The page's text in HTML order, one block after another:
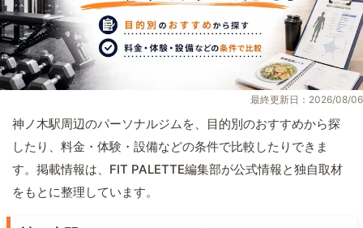
最終更新日：2026/08/06
神ノ木駅周辺のパーソナルジムを、目的別のおすすめから探
したり、料金・体験・設備などの条件で比較したりできま
す。掲載情報は、FIT PALETTE編集部が公式情報と独自取材
をもとに整理しています。